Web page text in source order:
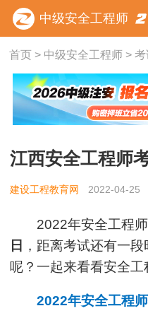
中级安全工程师
首页> 中级安全工程师> 考
江西安全工程师
建设工程教育网 2022-04-25
2022年安全工程
日 ，距离考试还有一
呢？一起来看看安全
2022年安全工程